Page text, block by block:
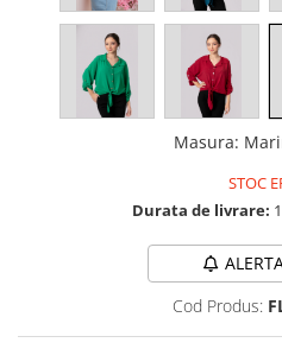
Masura:
STOC
Durata de livrare:
Cod Produs: